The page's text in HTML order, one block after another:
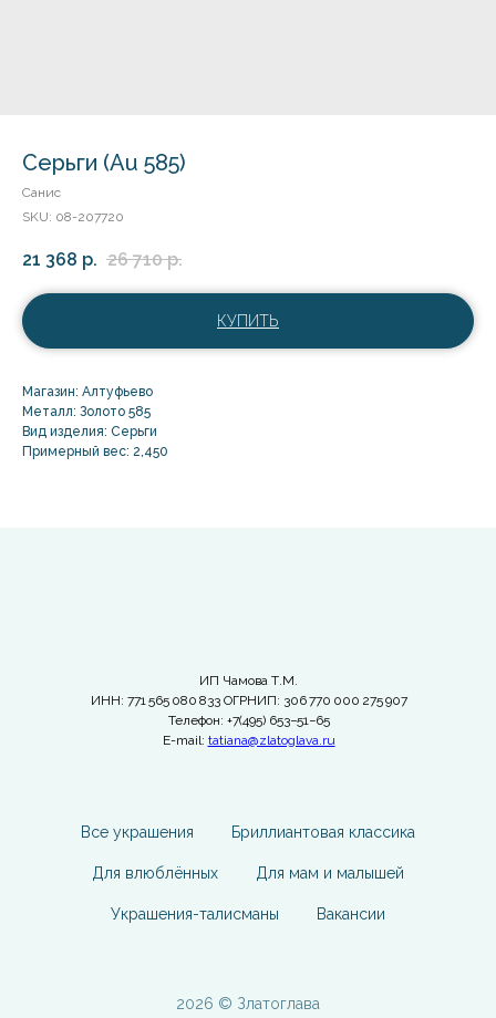
Серьги (Au 585)
Санис
SKU: 08-207720
21 368 р. 26 710 р.
КУПИТЬ
Магазин: Алтуфьево
Металл: Золото 585
Вид изделия: Серьги
Примерный вес: 2,450
ИП Чамова Т.М.
ИНН: 771 565 080 833 ОГРНИП: 306 770 000 275 907
Телефон: +7(495) 653−51−65
E-mail: tatiana@zlatoglava.ru
Все украшения Бриллиантовая классика
Для влюблённых Для мам и малышей
Украшения-талисманы Вакансии
2026 © Златоглава